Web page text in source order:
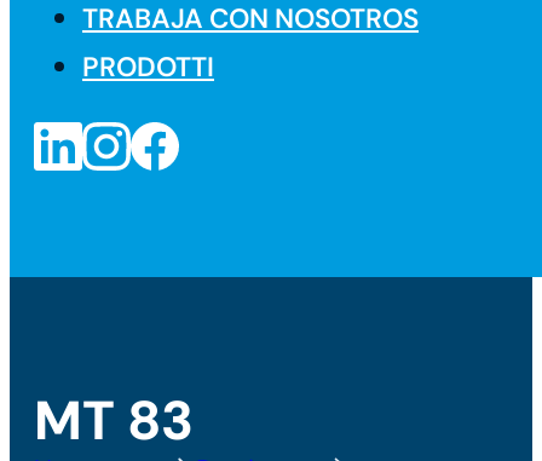
TRABAJA CON NOSOTROS
PRODOTTI
MT 83